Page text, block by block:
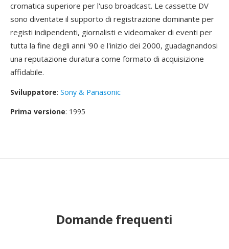
cromatica superiore per l'uso broadcast. Le cassette DV
sono diventate il supporto di registrazione dominante per
registi indipendenti, giornalisti e videomaker di eventi per
tutta la fine degli anni '90 e l'inizio dei 2000, guadagnandosi
una reputazione duratura come formato di acquisizione
affidabile.
Sviluppatore: Sony & Panasonic
Prima versione: 1995
Domande frequenti